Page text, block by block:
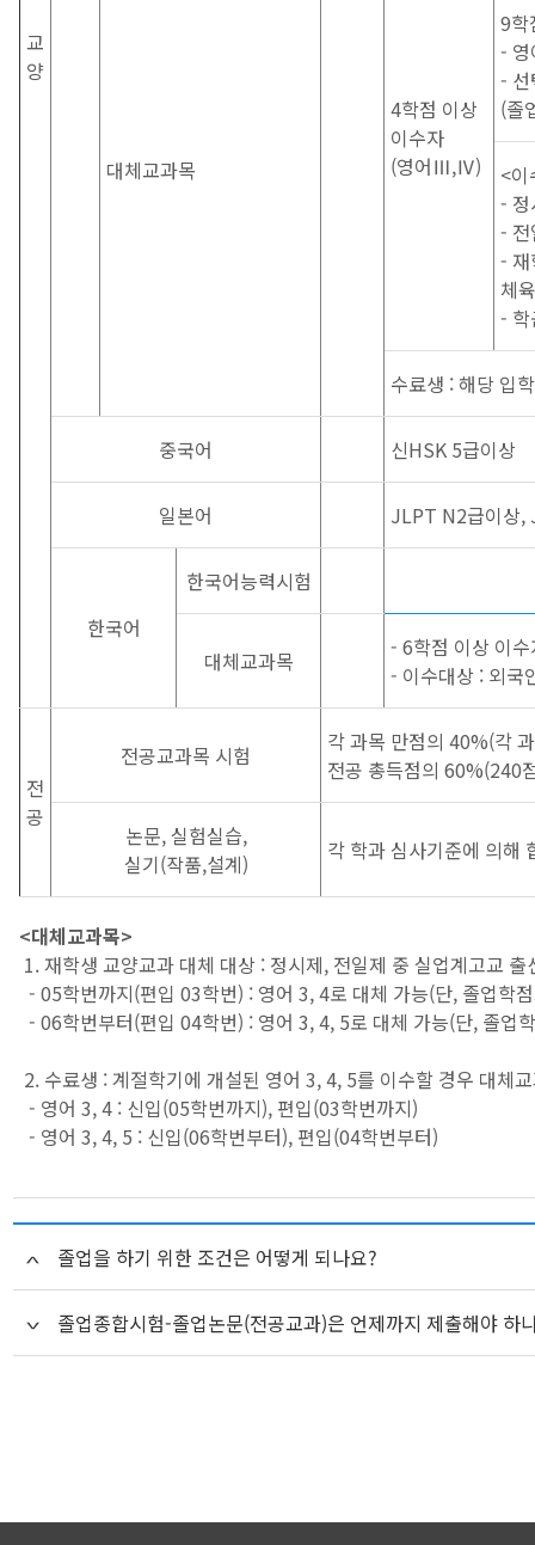
교
양
대체교과목
4학점 이상
이수자
(영어Ⅲ,Ⅳ)
9학
-
-
(졸
<
-
- 전
- 재
체
- 학
수료생 : 해당
중국어 신HSK 5급이상
일본어 JLPT N2급이상,
한국어
한국어능력시험
대체교과목
- 6학점 이상 이
- 이수대상 : 외국
전
공
전공교과목 시험
각 과목 만점의 40%(각
전공 총득점의 60%(240
논문, 실험실습,
실기(작품,설계)
각 학과 심사기준에 의해
<대체교과목>
1. 재학생 교양교과 대체 대상 : 정시제, 전일제 중 실업계고교 출
- 05학번까지(편입 03학번) : 영어 3, 4로 대체 가능(단, 졸업학
- 06학번부터(편입 04학번) : 영어 3, 4, 5로 대체 가능(단, 졸업
2. 수료생 : 계절학기에 개설된 영어 3, 4, 5를 이수할 경우 대체
- 영어 3, 4 : 신입(05학번까지), 편입(03학번까지)
- 영어 3, 4, 5 : 신입(06학번부터), 편입(04학번부터)
졸업을 하기 위한 조건은 어떻게 되나요?
졸업종합시험-졸업논문(전공교과)은 언제까지 제출해야 하